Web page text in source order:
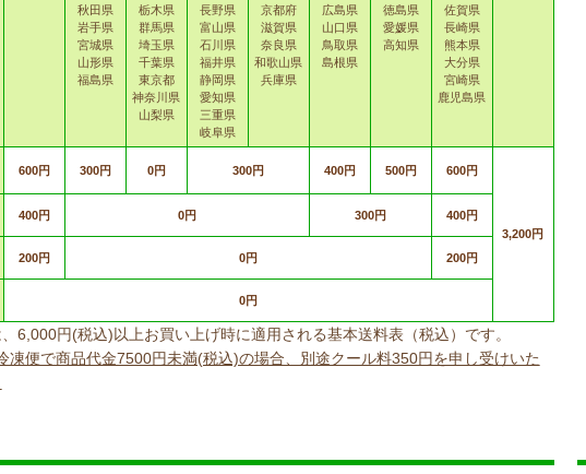
秋田県
岩手県
宮城県
山形県
福島県
栃木県
群馬県
埼玉県
千葉県
東京都
神奈川県
山梨県
長野県
富山県
石川県
福井県
静岡県
愛知県
三重県
岐阜県
京都府
滋賀県
奈良県
和歌山県
兵庫県
広島県
山口県
鳥取県
島根県
徳島県
愛媛県
高知県
佐賀県
長崎県
熊本県
大分県
宮崎県
鹿児島県
600円 300円 0円 300円 400円 500円 600円
3,200円
400円 0円 300円 400円
200円 0円 200円
0円
6,000円(税込)以上お買い上げ時に適用される基本送料表（税込）です。
凍便で商品代金7500円未満(税込)の場合、別途クール料350円を申し受けいた